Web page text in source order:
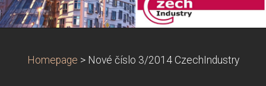
Homepage > Nové číslo 3/2014 CzechIndustry